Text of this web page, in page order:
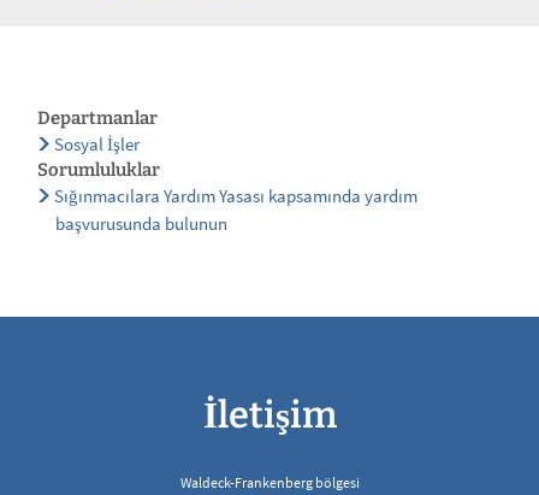
Departmanlar
Sosyal İşler
Sorumluluklar
Sığınmacılara Yardım Yasası kapsamında yardım
başvurusunda bulunun
İletişim
Waldeck-Frankenberg bölgesi